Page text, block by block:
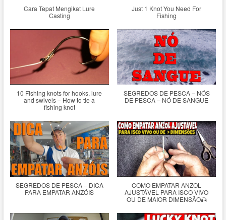
Cara Tepat Mengikat Lure
Casting
Just 1 Knot You Need For
Fishing
10 Fishing knots for hooks, lure
and swivels – How to tie a
fishing knot
SEGREDOS DE PESCA – NÓS
DE PESCA – NÓ DE SANGUE
SEGREDOS DE PESCA – DICA
PARA EMPATAR ANZÓIS
COMO EMPATAR ANZOL
AJUSTÁVEL PARA ISCO VIVO
OU DE MAIOR DIMENSÃO🎣